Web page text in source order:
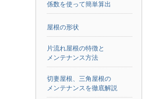
係数を使って簡単算出
屋根の形状
片流れ屋根の特徴と
メンテナンス方法
切妻屋根、三角屋根の
メンテナンスを徹底解説